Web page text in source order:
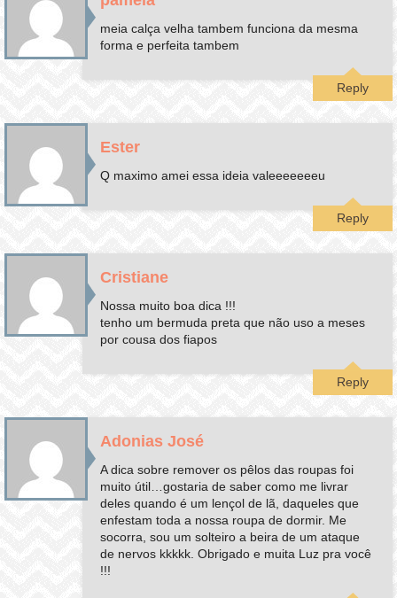
meia calça velha tambem funciona da mesma
forma e perfeita tambem
Reply
Ester
Q maximo amei essa ideia valeeeeeeeu
Reply
Cristiane
Nossa muito boa dica !!!
tenho um bermuda preta que não uso a meses
por cousa dos fiapos
Reply
Adonias José
A dica sobre remover os pêlos das roupas foi
muito útil…gostaria de saber como me livrar
deles quando é um lençol de lã, daqueles que
enfestam toda a nossa roupa de dormir. Me
socorra, sou um solteiro a beira de um ataque
de nervos kkkkk. Obrigado e muita Luz pra você
!!!